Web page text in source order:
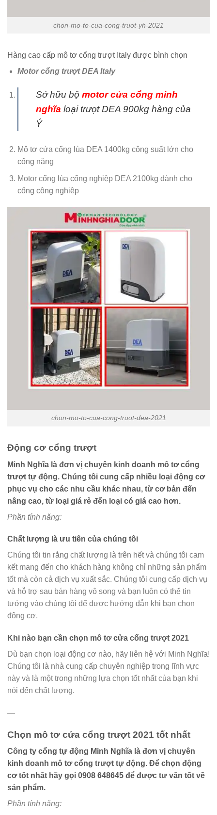
chon-mo-to-cua-cong-truot-yh-2021
Hàng cao cấp mô tơ cổng trượt Italy được bình chọn
Motor cổng trượt DEA Italy
Sở hữu bộ motor cửa cổng minh
nghĩa loại trượt DEA 900kg hàng của
Ý
Mô tơ cửa cổng lùa DEA 1400kg công suất lớn cho
cổng nặng
Motor cổng lùa cổng nghiệp DEA 2100kg dành cho
cổng công nghiệp
chon-mo-to-cua-cong-truot-dea-2021
Động cơ cổng trượt
Minh Nghĩa là đơn vị chuyên kinh doanh mô tơ cổng
trượt tự động. Chúng tôi cung cấp nhiều loại động cơ
phục vụ cho các nhu cầu khác nhau, từ cơ bản đến
nâng cao, từ loại giá rẻ đến loại có giá cao hơn.
Phần tính năng:
Chất lượng là ưu tiên của chúng tôi
Chúng tôi tin rằng chất lượng là trên hết và chúng tôi cam
kết mang đến cho khách hàng không chỉ những sản phẩm
tốt mà còn cả dịch vụ xuất sắc. Chúng tôi cung cấp dịch vụ
và hỗ trợ sau bán hàng vô song và bạn luôn có thể tin
tưởng vào chúng tôi để được hướng dẫn khi bạn chọn
động cơ.
Khi nào bạn cần chọn mô tơ cửa cổng trượt 2021
Dù bạn chọn loại động cơ nào, hãy liên hệ với Minh Nghĩa!
Chúng tôi là nhà cung cấp chuyên nghiệp trong lĩnh vực
này và là một trong những lựa chọn tốt nhất của bạn khi
nói đến chất lượng.
—
Chọn mô tơ cửa cổng trượt 2021 tốt nhất
Công ty cổng tự động Minh Nghĩa là đơn vị chuyên
kinh doanh mô tơ cổng trượt tự động. Để chọn động
cơ tốt nhất hãy gọi 0908 648645 để được tư vấn tốt về
sản phẩm.
Phần tính năng: